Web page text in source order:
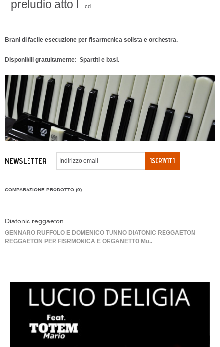
preludio atto l cd.
Brani di facile esecuzione per fisarmonica solista e orchestra.
Disponibili gratuitamente: Spartiti e basi.
NEWSLETTER ISCRIVITI
COMPARAZIONE PRODOTTO (0)
Diatonic reggaeton
GENNARO RUFFOLO E DOMENICO TUNNO DIATONIC REGGAETON
REGGAETON PER FISRMONICA E ORGANETTO Mu..